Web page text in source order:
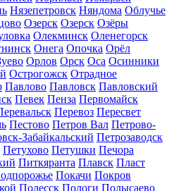
Нязепетровск Няндома Облучье
Озерск Озерск Озёры
Олекминск Оленегорск
Онега Опочка Орёл
Орлов Орск Оса Осинники
Острогожск Отрадное
Павлово Павловск Павловский
Певек Пенза Первомайск
Перевоз Пересвет
Пестово Петров Вал Петрово-
Забайкальский Петрозаводск
Петухово Петушки Печора
Питкяранта Плавск Пласт
Покачи Покров
Полесск Пологи Полысаево